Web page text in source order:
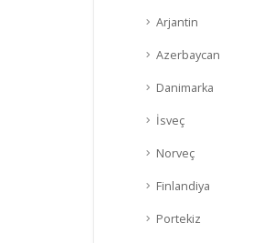
Arjantin
Azerbaycan
Danimarka
İsveç
Norveç
Finlandiya
Portekiz